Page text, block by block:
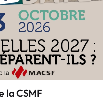
la CSMF